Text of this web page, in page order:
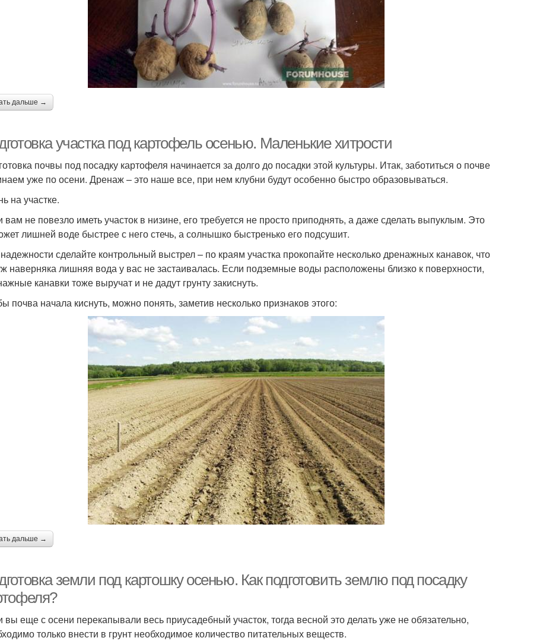
дальше →
участка под картофель осенью. Маленькие хитрости
почвы под посадку картофеля начинается за долго до посадки этой культуры. Итак, заботиться о почве
уже по осени. Дренаж – это наше все, при нем клубни будут особенно быстро образовываться.
на участке.
вам не повезло иметь участок в низине, его требуется не просто приподнять, а даже сделать выпуклым. Это
лишней воде быстрее с него стечь, а солнышко быстренько его подсушит.
сделайте контрольный выстрел – по краям участка прокопайте несколько дренажных канавок, что
наверняка лишняя вода у вас не застаивалась. Если подземные воды расположены близко к поверхности,
канавки тоже выручат и не дадут грунту закиснуть.
почва начала киснуть, можно понять, заметив несколько признаков этого:
дальше →
земли под картошку осенью. Как подготовить землю под посадку
вы еще с осени перекапывали весь приусадебный участок, тогда весной это делать уже не обязательно,
только внести в грунт необходимое количество питательных веществ.